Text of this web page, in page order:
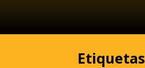
Etiquetas